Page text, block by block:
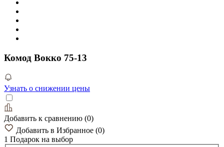
Комод Вокко 75-13
Узнать о снижении цены
Добавить к сравнению (0)
Добавить в Избранное (0)
1 Подарок на выбор